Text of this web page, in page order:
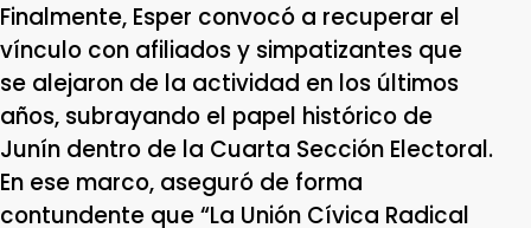
Finalmente, Esper convocó a recuperar el
vínculo con afiliados y simpatizantes que
se alejaron de la actividad en los últimos
años, subrayando el papel histórico de
Junín dentro de la Cuarta Sección Electoral.
En ese marco, aseguró de forma
contundente que “La Unión Cívica Radical